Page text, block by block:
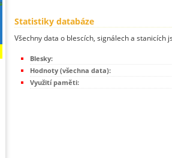
Statistiky databáze
Všechny data o blescích, signálech a
Blesky:
Hodnoty (všechna data):
Využití paměti: